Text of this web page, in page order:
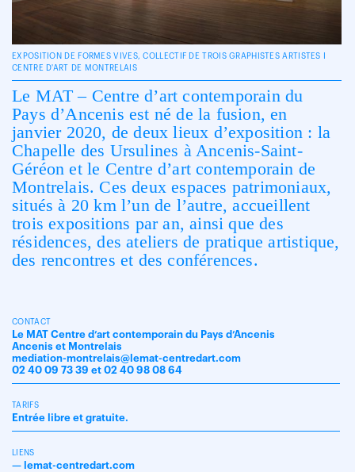
EXPOSITION DE FORMES VIVES, COLLECTIF DE TROIS GRAPHISTES ARTISTES I
CENTRE D'ART DE MONTRELAIS
Le MAT – Centre d’art contemporain du
Pays d’Ancenis est né de la fusion, en
janvier 2020, de deux lieux d’exposition : la
Chapelle des Ursulines à Ancenis-Saint-
Géréon et le Centre d’art contemporain de
Montrelais. Ces deux espaces patrimoniaux,
situés à 20 km l’un de l’autre, accueillent
trois expositions par an, ainsi que des
résidences, des ateliers de pratique artistique,
des rencontres et des conférences.
CONTACT
Le MAT Centre d’art contemporain du Pays d’Ancenis
Ancenis et Montrelais
mediation-montrelais@lemat-centredart.com
02 40 09 73 39 et 02 40 98 08 64
TARIFS
Entrée libre et gratuite.
LIENS
— lemat-centredart.com